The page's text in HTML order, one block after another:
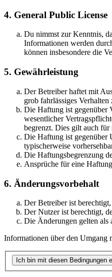
4. General Public License
Du nimmst zur Kenntnis,
Informationen werden
können insbesondere die
5. Gewährleistung
Der Betreiber haftet mit
grob fahrlässiges
Die Haftung ist gegenüber
wesentlicher
begrenzt. Dies gilt auch für
Die Haftung ist gegenüber
typischerweise
Die Haftungsbegrenzung
Ansprüche für eine
6. Änderungsvorbehalt
Der Betreiber ist
Der Nutzer ist berechtigt,
Die Änderungen gelten als
Informationen über den Umgang